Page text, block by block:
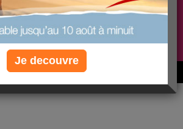
je préfère le régime gratuit
maigri et réappris à manger avec nous
Je decouvre